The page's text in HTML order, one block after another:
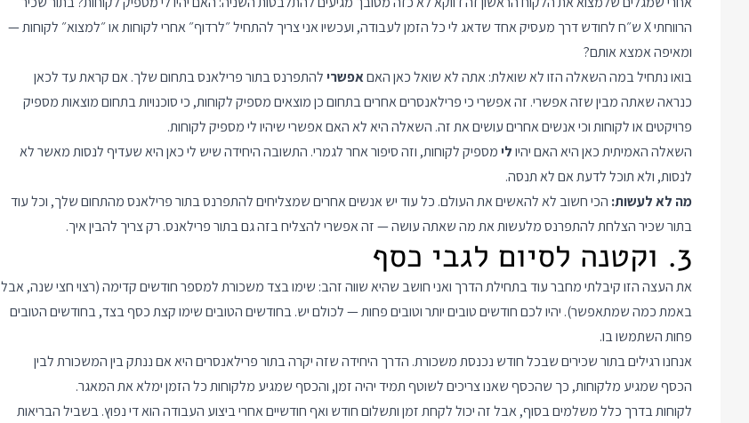
הרווחתי X ש״ח לחודש דרך מעסיק אחד שדאג לי כל הזמן לעבודה, ועכשיו אני צריך להתחיל ״לרדוף״ אחרי לקוחות או ״למצוא״ לקוחות —
ומאיפה אמצא אותם?
בואו נתחיל במה השאלה הזו לא שואלת: אתה לא שואל כאן האםאפשרילהתפרנס בתור פרילאנס בתחום שלך. אם קראת עד לכאן
כנראה שאתה מבין שזה אפשרי. זה אפשרי כי פרילאנסרים אחרים בתחום כן מוצאים מספיק לקוחות, כי סוכנויות בתחום מוצאות מספיק
פרויקטים או לקוחות וכי אנשים אחרים עושים את זה. השאלה היא לא האם אפשרי שיהיו לי מספיק לקוחות.
השאלה האמיתית כאן היא האם יהיולימספיק לקוחות, וזה סיפור אחר לגמרי. התשובה היחידה שיש לי כאן היא שעדיף לנסות מאשר לא
לנסות, ולא תוכל לדעת אם לא תנסה.
מה לא לעשות: הכי חשוב לא להאשים את העולם. כל עוד יש אנשים אחרים שמצליחים להתפרנס בתור פרילאנס מהתחום שלך, וכל עוד
בתור שכיר הצלחת להתפרנס מלעשות את מה שאתה עושה — זה אפשרי להצליח בזה גם בתור פרילאנס. רק צריך להבין איך.
3. וקטנה לסיום לגבי כסף
את העצה הזו קיבלתי מחבר עוד בתחילת הדרך ואני חושב שהיא שווה זהב: שימו בצד משכורת למספר חודשים קדימה (רצוי חצי שנה, אבל
באמת כמה שמתאפשר). יהיו לכם חודשים טובים יותר וטובים פחות — לכולם יש. בחודשים הטובים שימו קצת כסף בצד, בחודשים הטובים
פחות השתמשו בו.
אנחנו רגילים בתור שכירים שבכל חודש נכנסת משכורת. הדרך היחידה שזה יקרה בתור פרילאנסרים היא אם ננתק בין המשכורת לבין
הכסף שמגיע מלקוחות, כך שהכסף שאנו צריכים לשוטף תמיד יהיה זמן, והכסף שמגיע מלקוחות כל הזמן ימלא את המאגר.
לקוחות בדרך כלל משלמים בסוף, אבל זה יכול לקחת זמן ותשלום חודש ואף חודשיים אחרי ביצוע העבודה הוא די נפוץ. בשביל הבריאות